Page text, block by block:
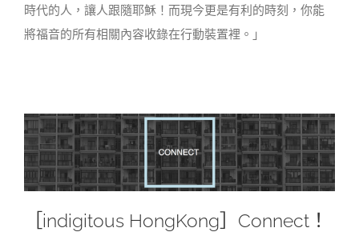
時代的人，讓人跟隨耶穌！而現今更是有利的時刻，你能
將福音的所有相關內容收錄在行動裝置裡。」
［indigitous HongKong］Connect！